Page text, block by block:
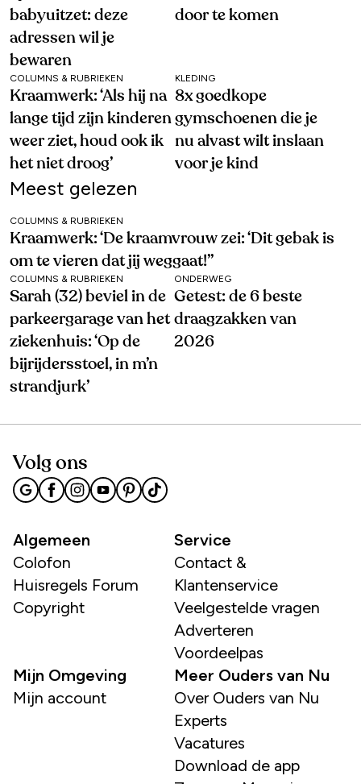
babyuitzet: deze
adressen wil je
bewaren
door te komen
COLUMNS & RUBRIEKEN
Kraamwerk: ‘Als hij na
lange tijd zijn kinderen
weer ziet, houd ook ik
het niet droog’
KLEDING
8x goedkope
gymschoenen die je
nu alvast wilt inslaan
voor je kind
Meest gelezen
COLUMNS & RUBRIEKEN
Kraamwerk: ‘De kraamvrouw zei: ‘Dit gebak is
om te vieren dat jij weggaat!’’
COLUMNS & RUBRIEKEN
Sarah (32) beviel in de
parkeergarage van het
ziekenhuis: ‘Op de
bijrijdersstoel, in m’n
strandjurk’
ONDERWEG
Getest: de 6 beste
draagzakken van
2026
Volg ons
Algemeen
Colofon
Huisregels Forum
Copyright
Service
Contact &
Klantenservice
Veelgestelde vragen
Adverteren
Voordeelpas
Mijn Omgeving
Mijn account
Meer Ouders van Nu
Over Ouders van Nu
Experts
Vacatures
Download de app